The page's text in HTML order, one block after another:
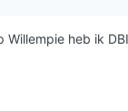
heb ik